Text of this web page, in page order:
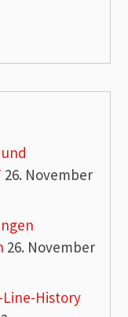
26. November
26. November
History